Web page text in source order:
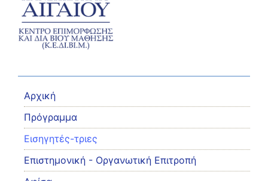
Αρχική
Πρόγραμμα
Εισηγητές-τριες
Eπιστημονική - Οργανωτική Επιτροπή